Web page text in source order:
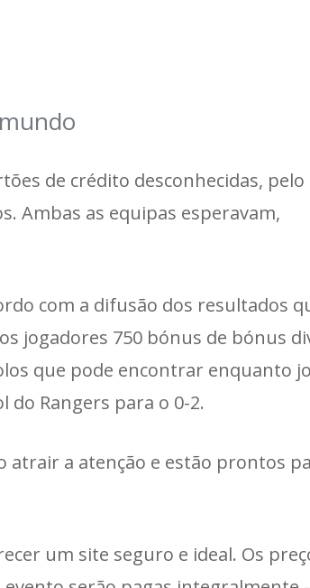
de crédito desconhecidas, pelo
Ambas as equipas esperavam,
com a difusão dos resultados
jogadores 750 bónus de bónus
que pode encontrar enquanto
Rangers para o 0-2.
atrair a atenção e estão prontos
um site seguro e ideal. Os